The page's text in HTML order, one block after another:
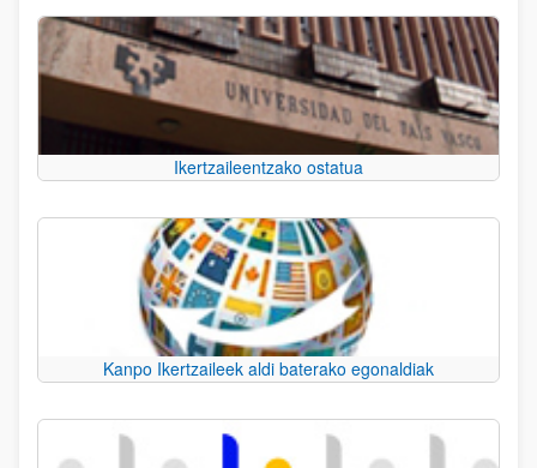
Ikertzaileentzako ostatua
Kanpo Ikertzaileek aldi baterako egonaldiak